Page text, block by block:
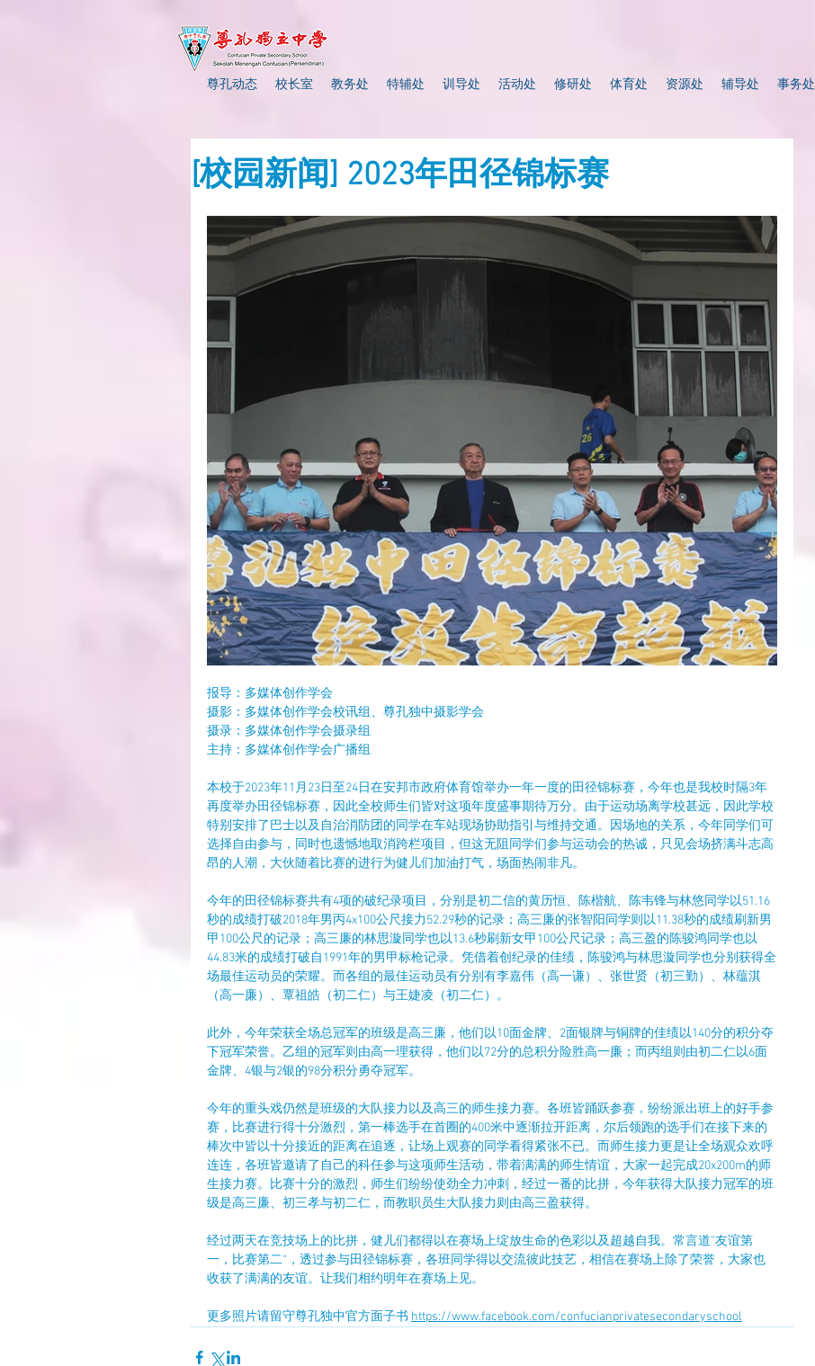
尊孔动态 校长室 教务处 特辅处 训导处 活动处 修研处 体育处 资源处 辅导处 事务处
[校园新闻] 2023年田径锦标赛
报导：多媒体创作学会
摄影：多媒体创作学会校讯组、尊孔独中摄影学会
摄录：多媒体创作学会摄录组
主持：多媒体创作学会广播组
本校于2023年11月23日至24日在安邦市政府体育馆举办一年一度的田径锦标赛，今年也是我校时隔3年
再度举办田径锦标赛，因此全校师生们皆对这项年度盛事期待万分。由于运动场离学校甚远，因此学校
特别安排了巴士以及自治消防团的同学在车站现场协助指引与维持交通。因场地的关系，今年同学们可
选择自由参与，同时也遗憾地取消跨栏项目，但这无阻同学们参与运动会的热诚，只见会场挤满斗志高
昂的人潮，大伙随着比赛的进行为健儿们加油打气，场面热闹非凡。
今年的田径锦标赛共有4项的破纪录项目，分别是初二信的黄历恒、陈楷航、陈韦锋与林悠同学以51.16
秒的成绩打破2018年男丙4x100公尺接力52.29秒的记录；高三廉的张智阳同学则以11.38秒的成绩刷新男
甲100公尺的记录；高三廉的林思漩同学也以13.6秒刷新女甲100公尺记录；高三盈的陈骏鸿同学也以
44.83米的成绩打破自1991年的男甲标枪记录。凭借着创纪录的佳绩，陈骏鸿与林思漩同学也分别获得全
场最佳运动员的荣耀。而各组的最佳运动员有分别有李嘉伟（高一谦）、张世贤（初三勤）、林蕴淇
（高一廉）、覃祖皓（初二仁）与王婕凌（初二仁）。
此外，今年荣获全场总冠军的班级是高三廉，他们以10面金牌、2面银牌与铜牌的佳绩以140分的积分夺
下冠军荣誉。乙组的冠军则由高一理获得，他们以72分的总积分险胜高一廉；而丙组则由初二仁以6面
金牌、4银与2银的98分积分勇夺冠军。
今年的重头戏仍然是班级的大队接力以及高三的师生接力赛。各班皆踊跃参赛，纷纷派出班上的好手参
赛，比赛进行得十分激烈，第一棒选手在首圈的400米中逐渐拉开距离，尔后领跑的选手们在接下来的
棒次中皆以十分接近的距离在追逐，让场上观赛的同学看得紧张不已。而师生接力更是让全场观众欢呼
连连，各班皆邀请了自己的科任参与这项师生活动，带着满满的师生情谊，大家一起完成20x200m的师
生接力赛。比赛十分的激烈，师生们纷纷使劲全力冲刺，经过一番的比拼，今年获得大队接力冠军的班
级是高三廉、初三孝与初二仁，而教职员生大队接力则由高三盈获得。
经过两天在竞技场上的比拼，健儿们都得以在赛场上绽放生命的色彩以及超越自我。常言道”友谊第
一，比赛第二“，透过参与田径锦标赛，各班同学得以交流彼此技艺，相信在赛场上除了荣誉，大家也
收获了满满的友谊。让我们相约明年在赛场上见。
更多照片请留守尊孔独中官方面子书 https://www.facebook.com/confucianprivatesecondaryschool